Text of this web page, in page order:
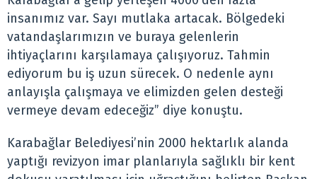
insanımız var. Sayı mutlaka artacak. Bölgedeki
vatandaşlarımızın ve buraya gelenlerin
ihtiyaçlarını karşılamaya çalışıyoruz. Tahmin
ediyorum bu iş uzun sürecek. O nedenle aynı
anlayışla çalışmaya ve elimizden gelen desteği
vermeye devam edeceğiz” diye konuştu.
Karabağlar Belediyesi’nin 2000 hektarlık alanda
yaptığı revizyon imar planlarıyla sağlıklı bir kent